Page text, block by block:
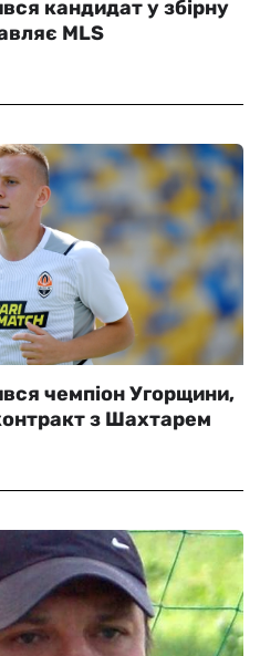
кандидат у збірну
MLS
чемпіон Угорщини,
з Шахтарем